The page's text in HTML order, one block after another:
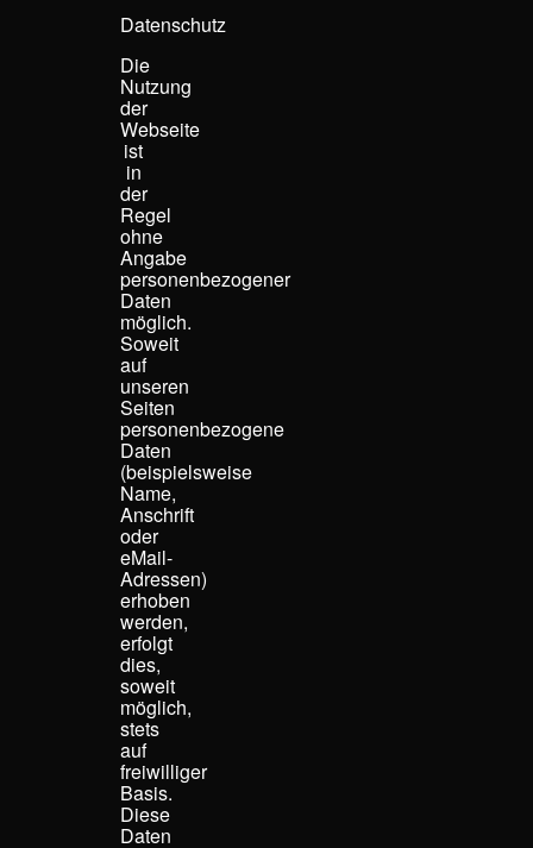
Datenschutz
Die
Nutzung
der
Webseite
ist
in
der
Regel
ohne
Angabe
personenbezogener
Daten
möglich.
Soweit
auf
unseren
Seiten
personenbezogene
Daten
(beispielsweise
Name,
Anschrift
oder
eMail-
Adressen)
erhoben
werden,
erfolgt
dies,
soweit
möglich,
stets
auf
freiwilliger
Basis.
Diese
Daten